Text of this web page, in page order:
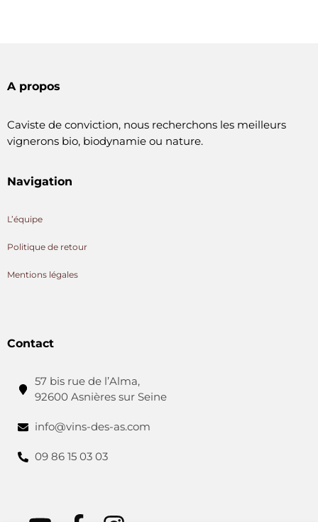
A propos
Caviste de conviction, nous recherchons les meilleurs
vignerons bio, biodynamie ou nature.
Navigation
L’équipe
Politique de retour
Mentions légales
Contact
57 bis rue de l’Alma,
92600 Asnières sur Seine
info@vins-des-as.com
09 86 15 03 03